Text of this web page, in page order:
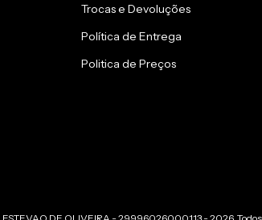
Trocas e Devoluções
Política de Entrega
Politica de Preços